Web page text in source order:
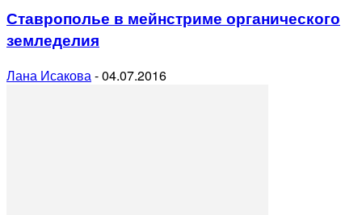
Ставрополье в мейнстриме органического
земледелия
Лана Исакова-04.07.2016